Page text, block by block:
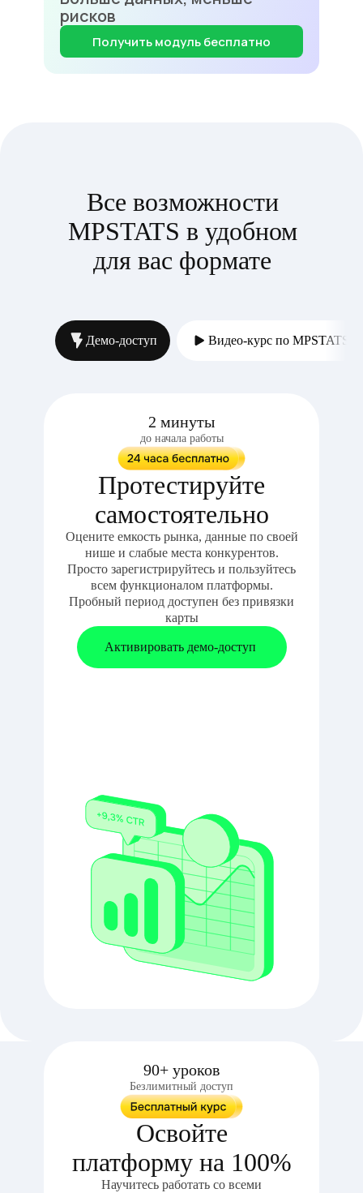
рисков
Получить модуль бесплатно
Все возможности
MPSTATS в удобном
для вас формате
Демо-доступ Видео-курс по MPSTATS
Протестируйте
самостоятельно
Оцените емкость рынка, данные по своей
нише и слабые места конкурентов.
Просто зарегистрируйтесь и пользуйтесь
всем функционалом платформы.
Пробный период доступен без привязки
карты
2 минуты
до начала работы
Активировать демо-доступ
Освойте
платформу на 100%
Научитесь работать со всеми
90+ уроков
Безлимитный доступ